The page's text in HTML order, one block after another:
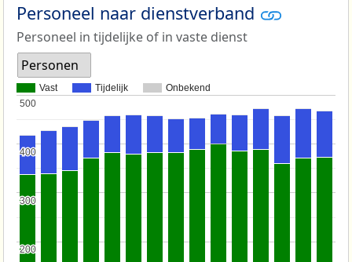
Personeel naar dienstverband
Personeel in tijdelijke of in vaste dienst
Personen
Vast Tijdelijk Onbekend
200
200
300
300
400
400
500
500